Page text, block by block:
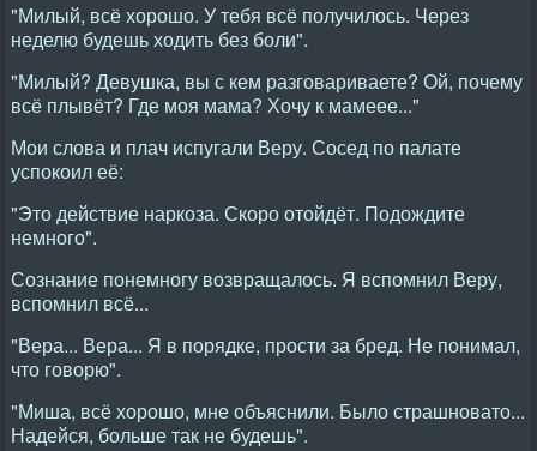
"Милый, всё хорошо. У тебя всё получилось. Через
неделю будешь ходить без боли".
"Милый? Девушка, вы с кем разговариваете? Ой, почему
всё плывёт? Где моя мама? Хочу к мамеее..."
Мои слова и плач испугали Веру. Сосед по палате
успокоил её:
"Это действие наркоза. Скоро отойдёт. Подождите
немного".
Сознание понемногу возвращалось. Я вспомнил Веру,
вспомнил всё...
"Вера... Вера... Я в порядке, прости за бред. Не понимал,
что говорю".
"Миша, всё хорошо, мне объяснили. Было страшновато...
Надейся, больше так не будешь".